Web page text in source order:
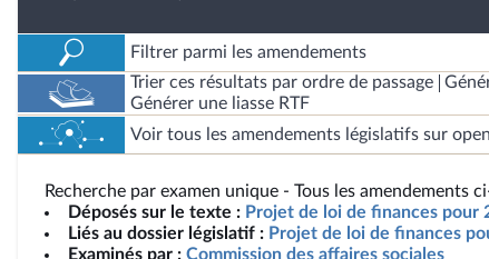
Filtrer parmi les amendements
Trier ces résultats par ordre de passage
Générer une liasse RTF
Voir tous les amendements législatifs sur
Recherche par examen unique - Tous les amendements
Déposés sur le texte : Projet de loi de finances pour
Liés au dossier législatif : Projet de loi de finances
Examinés par : Commission des affaires sociales